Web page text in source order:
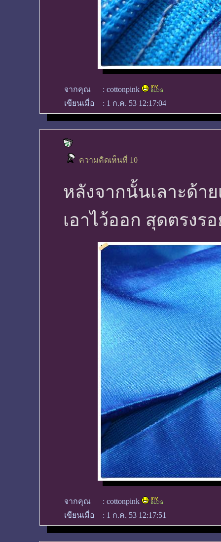
จากคุณ : cottonpink
เขียนเมื่อ
: 1 ก.ค. 53 12:17:04
ความคิดเห็นที่ 10
หลังจากนั้นเลาะด้า
เอาไว้ออก สุดตรงร
จากคุณ : cottonpink
เขียนเมื่อ
: 1 ก.ค. 53 12:17:51